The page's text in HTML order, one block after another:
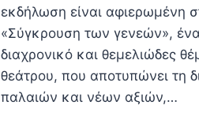
εκδήλωση είναι αφιερωμένη
«Σύγκρουση των γενεών», ένα
διαχρονικό και θεμελιώδες
θεάτρου, που αποτυπώνει τη
παλαιών και νέων αξιών,…